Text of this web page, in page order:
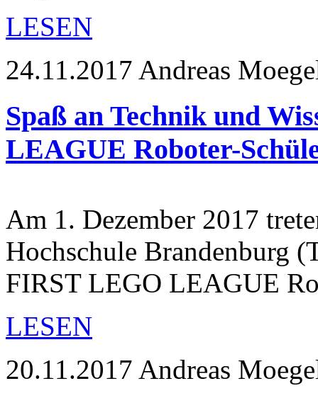
LESEN
24.11.2017 Andreas
Spaß an Technik und
LEAGUE Roboter-
Am 1. Dezember 2017
Hochschule Brandenburg
FIRST LEGO LEAGUE
LESEN
20.11.2017 Andreas